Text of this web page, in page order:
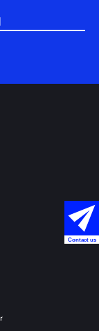
Contact us